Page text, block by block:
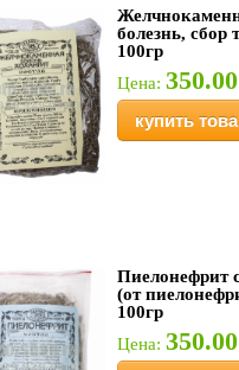
болезнь, сбор
100гр
Цена:
купить
Пиелонефрит
(от
100гр
Цена: